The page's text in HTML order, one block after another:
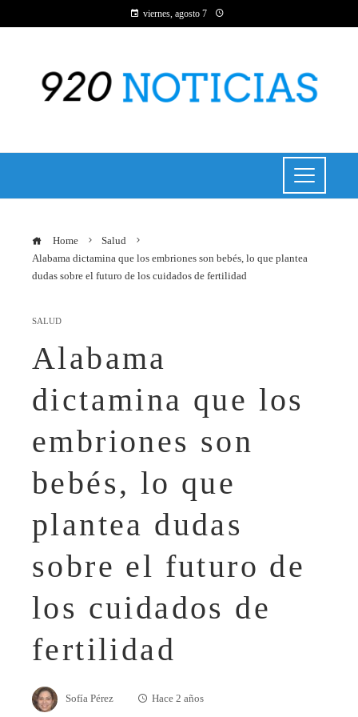
viernes, agosto 7
Home
Salud
Alabama dictamina que los embriones son bebés, lo que plantea
dudas sobre el futuro de los cuidados de fertilidad
SALUD
Alabama
dictamina que los
embriones son
bebés, lo que
plantea dudas
sobre el futuro de
los cuidados de
fertilidad
Sofía Pérez Hace 2 años